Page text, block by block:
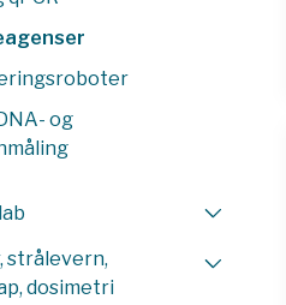
og
strålevern,
dosimetri